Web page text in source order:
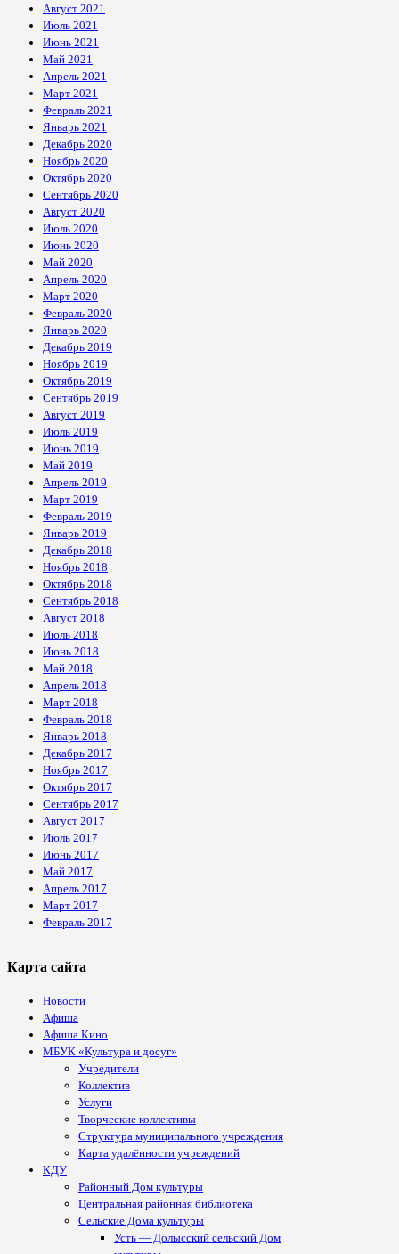
Август 2021
Июль 2021
Июнь 2021
Май 2021
Апрель 2021
Март 2021
Февраль 2021
Январь 2021
Декабрь 2020
Ноябрь 2020
Октябрь 2020
Сентябрь 2020
Август 2020
Июль 2020
Июнь 2020
Май 2020
Апрель 2020
Март 2020
Февраль 2020
Январь 2020
Декабрь 2019
Ноябрь 2019
Октябрь 2019
Сентябрь 2019
Август 2019
Июль 2019
Июнь 2019
Май 2019
Апрель 2019
Март 2019
Февраль 2019
Январь 2019
Декабрь 2018
Ноябрь 2018
Октябрь 2018
Сентябрь 2018
Август 2018
Июль 2018
Июнь 2018
Май 2018
Апрель 2018
Март 2018
Февраль 2018
Январь 2018
Декабрь 2017
Ноябрь 2017
Октябрь 2017
Сентябрь 2017
Август 2017
Июль 2017
Июнь 2017
Май 2017
Апрель 2017
Март 2017
Февраль 2017
Карта сайта
Новости
Афиша
Афиша Кино
МБУК «Культура и досуг»
Учредители
Коллектив
Услуги
Творческие коллективы
Структура муниципального учреждения
Карта удалённости учреждений
КДУ
Районный Дом культуры
Центральная районная библиотека
Сельские Дома культуры
Усть — Долысский сельский Дом